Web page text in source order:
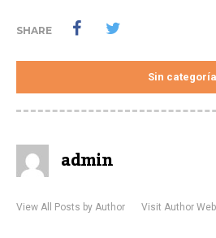
SHARE
Sin categoría
admin
View All Posts by Author Visit Author